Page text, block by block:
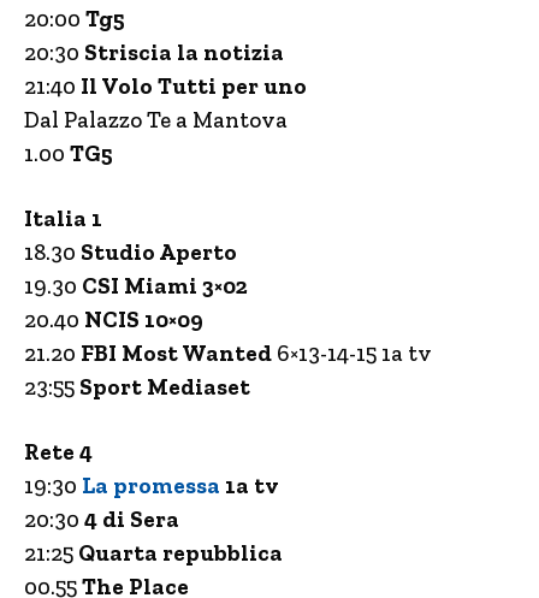
20:00 Tg5
20:30 Striscia la notizia
21:40 Il Volo Tutti per uno
Dal Palazzo Te a Mantova
1.00 TG5
Italia 1
18.30 Studio Aperto
19.30 CSI Miami 3×02
20.40 NCIS 10×09
21.20 FBI Most Wanted 6×13-14-15 1a tv
23:55 Sport Mediaset
Rete 4
19:30 La promessa 1a tv
20:30 4 di Sera
21:25 Quarta repubblica
00.55The Place